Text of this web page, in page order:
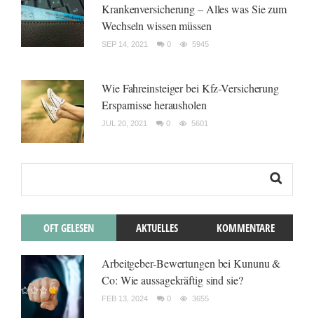
Krankenversicherung – Alles was Sie zum
Wechseln wissen müssen
SEP 14, 2021 0 5945
Wie Fahreinsteiger bei Kfz-Versicherung
Ersparnisse herausholen
JUL 20, 2021 0 5601
OFT GELESEN AKTUELLES KOMMENTARE
Arbeitgeber-Bewertungen bei Kununu &
Co: Wie aussagekräftig sind sie?
FEB 13, 2024 0 3655